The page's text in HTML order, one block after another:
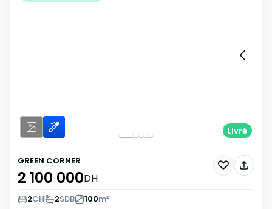
Livré
GREEN CORNER
2 100 000DH
2CH 2SDB 100m²